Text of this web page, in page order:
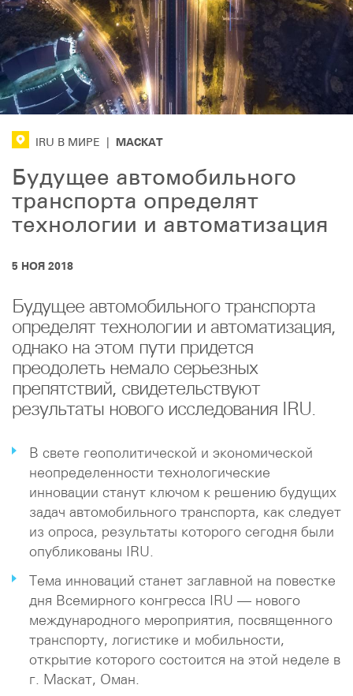
IRU В МИРЕ МАСКАТ
Будущее автомобильного
транспорта определят
технологии и автоматизация
5 НОЯ 2018
Будущее автомобильного транспорта
определят технологии и автоматизация,
однако на этом пути придется
преодолеть немало серьезных
препятствий, свидетельствуют
результаты нового исследования IRU.
В свете геополитической и экономической
неопределенности технологические
инновации станут ключом к решению будущих
задач автомобильного транспорта, как следует
из опроса, результаты которого сегодня были
опубликованы IRU.
Тема инноваций станет заглавной на повестке
дня Всемирного конгресса IRU — нового
международного мероприятия, посвященного
транспорту, логистике и мобильности,
открытие которого состоится на этой неделе в
г. Маскат, Оман.